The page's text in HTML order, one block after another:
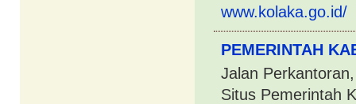
www.kolaka.go.id/
PEMERINTAH
Jalan
Situs Pemerintah